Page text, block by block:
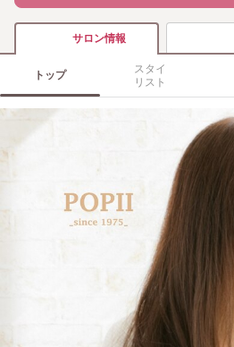
サロン情報
トップ
スタイ
リスト